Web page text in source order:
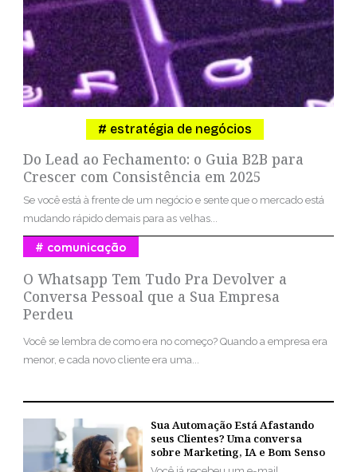
Do Lead ao Fechamento: o Guia B2B para
Crescer com Consistência em 2025
estratégia de negócios
Se você está à frente de um negócio e sente que o mercado está
mudando rápido demais para as velhas...
O Whatsapp Tem Tudo Pra Devolver a
Conversa Pessoal que a Sua Empresa
Perdeu
comunicação
Você se lembra de como era no começo? Quando a empresa era
menor, e cada novo cliente era uma...
Sua Automação Está Afastando
seus Clientes? Uma conversa
sobre Marketing, IA e Bom Senso